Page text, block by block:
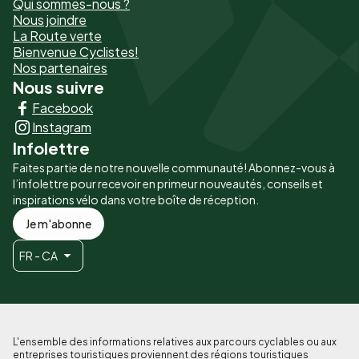
de
page
-
Liens
principaux
Qui sommes-nous ?
Nous joindre
La Route verte
Bienvenue Cyclistes!
Nos partenaires
Nous suivre
Facebook
Instagram
Infolettre
Faites partie de notre nouvelle communauté! Abonnez-vous à
l’infolettre pour recevoir en primeur nouveautés, conseils et
inspirations vélo dans votre boîte de réception.
Je m'abonne
FR - CA
L'ensemble des informations relatives aux parcours cyclables ou aux
entreprises touristiques proviennent des régions touristiques